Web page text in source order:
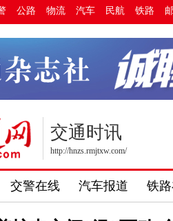
公路 物流 汽车 民航 铁路
交通时讯
http://hnzs.rmjtxw.com/
交警在线 汽车报道 铁